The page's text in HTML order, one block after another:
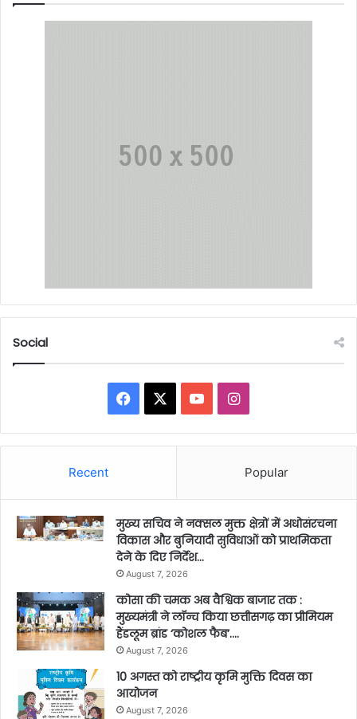
Social
Facebook YouTubeInstagram
Recent Popular
मुख्य सचिव ने नक्सल मुक्त क्षेत्रों में अधोसंरचना
विकास और बुनियादी सुविधाओं को प्राथमिकता
देने के दिए निर्देश…
August 7, 2026
कोसा की चमक अब वैश्विक बाजार तक :
मुख्यमंत्री ने लॉन्च किया छत्तीसगढ़ का प्रीमियम
हैंडलूम ब्रांड ‘कोशल फैब’….
August 7, 2026
10 अगस्त को राष्ट्रीय कृमि मुक्ति दिवस का
आयोजन
August 7, 2026